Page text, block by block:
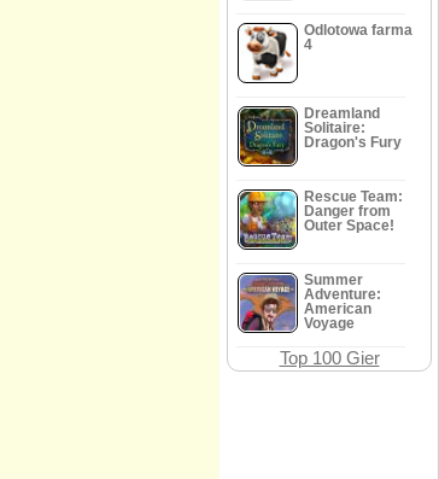
Odlotowa farma
4
Dreamland
Solitaire:
Dragon's Fury
Rescue Team:
Danger from
Outer Space!
Summer
Adventure:
American
Voyage
Top 100 Gier